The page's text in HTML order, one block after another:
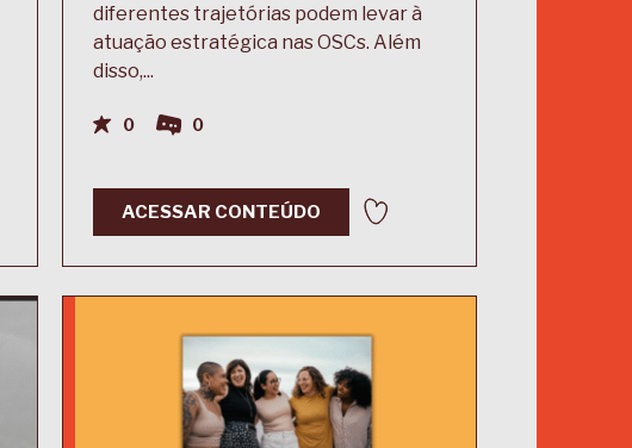
diferentes trajetórias podem levar à
atuação estratégica nas OSCs. Além
disso,...
0 0
ACESSAR CONTEÚDO